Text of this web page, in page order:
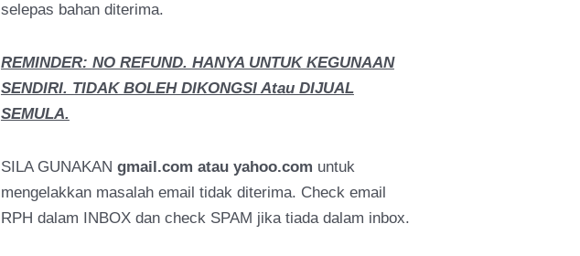
selepas bahan diterima.
REMINDER: NO REFUND. HANYA UNTUK KEGUNAAN
SENDIRI. TIDAK BOLEH DIKONGSI Atau DIJUAL
SEMULA.
SILA GUNAKAN gmail.com atau yahoo.com untuk
mengelakkan masalah email tidak diterima. Check email
RPH dalam INBOX dan check SPAM jika tiada dalam inbox.